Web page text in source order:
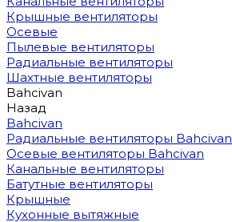
Крышные вентиляторы
Осевые
Пылевые вентиляторы
Радиальные вентиляторы
Шахтные вентиляторы
Bahcivan
Назад
Bahcivan
Радиальные вентиляторы Bahcivan
Осевые вентиляторы Bahcivan
Канальные вентиляторы
Батутные вентиляторы
Крышные
Кухонные вытяжные